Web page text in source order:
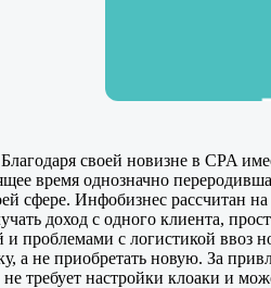
своей новизне в CPA
время однозначно
сфере. Инфобизнес рассчитан
доход с одного клиента,
и проблемами с логистикой ввоз
а не приобретать новую. За
требует настройки клоаки и